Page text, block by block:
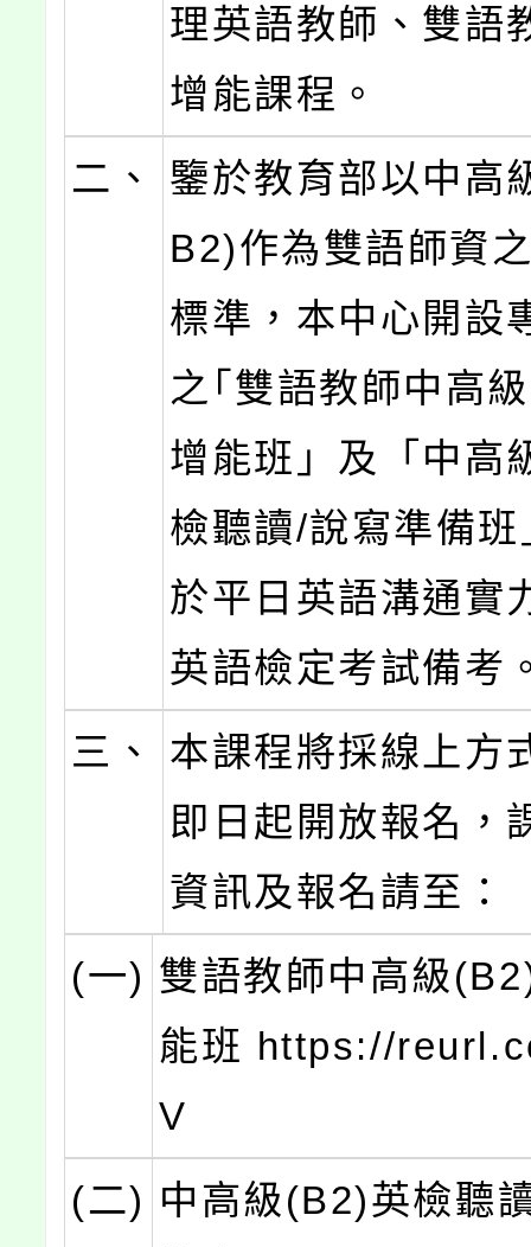
理英語教師、雙語
增能課程。
二、
鑒於教育部以中高
B2)作為雙語師資
標準，本中心開設
之｢雙語教師中高
增能班」及「中高
檢聽讀/說寫準備
於平日英語溝通實
英語檢定考試備考
三、
本課程將採線上方
即日起開放報名，
資訊及報名請至：
(一) 雙語教師中高級
能班 https://
V
(二) 中高級(B2)英檢聽